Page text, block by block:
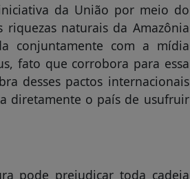
da União por meio do
riquezas naturais da Amazônia
conjuntamente com a mídia
fato que corrobora para essa
desses pactos internacionais
diretamente o país de usufruir
pode prejudicar toda cadeia